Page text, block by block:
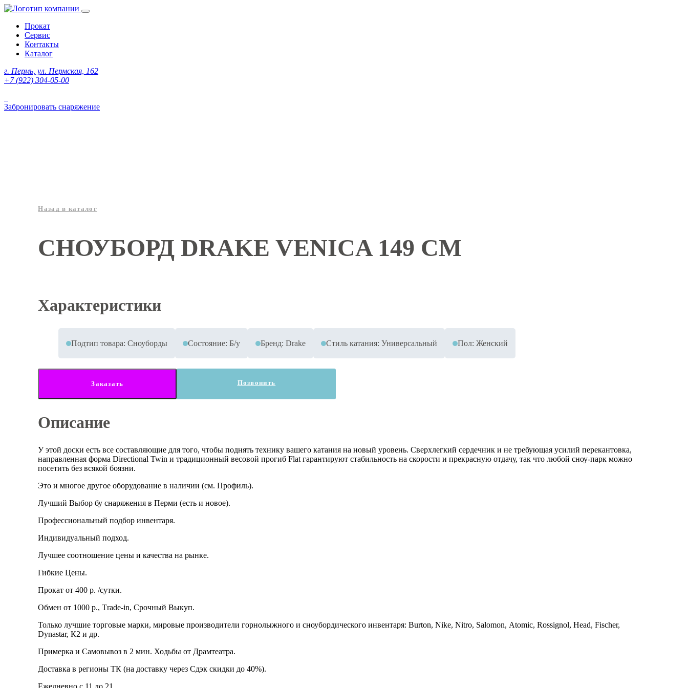
Прокат
Сервис
Контакты
Каталог
г. Пермь, ул. Пермская, 162
+7 (922) 304-05-00
Забронировать снаряжение
Назад в каталог
СНОУБОРД DRAKE VENICA 149 CM
Характеристики
Подтип товара: Сноуборды Состояние: Б/у Бренд: Drake Стиль катания: Универсальный Пол: Женский
Заказать Позвонить
Описание
У этой доски есть все составляющие для того, чтобы поднять технику вашего катания на новый уровень. Сверхлегкий сердечник и не требующая усилий перекантовка,
направленная форма Directional Twin и традиционный весовой прогиб Flat гарантируют стабильность на скорости и прекрасную отдачу, так что любой сноу-парк можно
посетить без всякой боязни.
Это и многое другое оборудование в наличии (см. Профиль).
Лучший Выбор бу снаряжения в Перми (есть и новое).
Профессиональный подбор инвентаря.
Индивидуальный подход.
Лучшее соотношение цены и качества на рынке.
Гибкие Цены.
Прокат от 400 р. /сутки.
Обмен от 1000 р., Тrаdе-in, Срочный Выкуп.
Только лучшие торговые марки, мировые производители горнолыжного и сноубордического инвентаря: Вurtоn, Nikе, Nitrо, Sаlоmоn, Аtоmiс, Rоssignоl, Неаd, Fisсhеr,
Dynаstаr, К2 и др.
Примерка и Самовывоз в 2 мин. Ходьбы от Драмтеатра.
Доставка в регионы ТК (на доставку через Сдэк скидки до 40%).
Ежедневно с 11 до 21.